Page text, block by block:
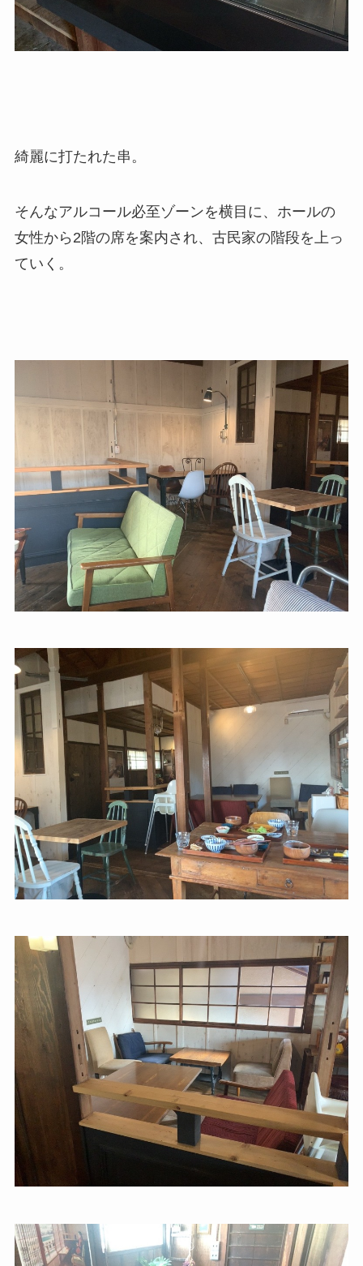
綺麗に打たれた串。
そんなアルコール必至ゾーンを横目に、ホールの
女性から2階の席を案内され、古民家の階段を上っ
ていく。